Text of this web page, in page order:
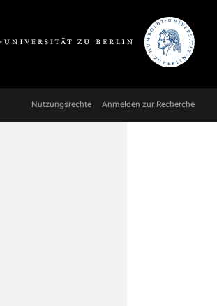
Nutzungsrechte Anmelden zur Recherche